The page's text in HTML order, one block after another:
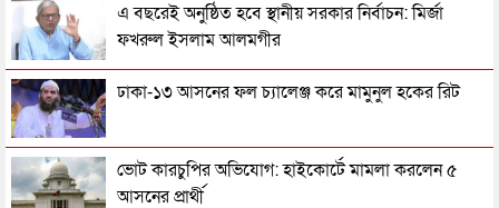
এ বছরেই অনুষ্ঠিত হবে স্থানীয় সরকার নির্বাচন: মির্জা
ফখরুল ইসলাম আলমগীর
ঢাকা-১৩ আসনের ফল চ্যালেঞ্জ করে মামুনুল হকের রিট
ভোট কারচুপির অভিযোগ: হাইকোর্টে মামলা করলেন ৫
আসনের প্রার্থী